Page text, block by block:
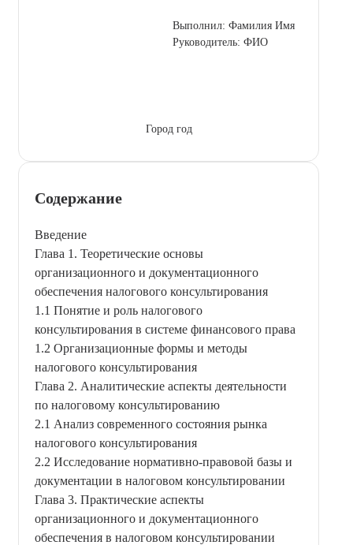
Выполнил: Фамилия Имя
Руководитель: ФИО
Город год
Содержание
Введение
Глава 1. Теоретические основы
организационного и документационного
обеспечения налогового консультирования
1.1 Понятие и роль налогового
консультирования в системе финансового права
1.2 Организационные формы и методы
налогового консультирования
Глава 2. Аналитические аспекты деятельности
по налоговому консультированию
2.1 Анализ современного состояния рынка
налогового консультирования
2.2 Исследование нормативно-правовой базы и
документации в налоговом консультировании
Глава 3. Практические аспекты
организационного и документационного
обеспечения в налоговом консультировании